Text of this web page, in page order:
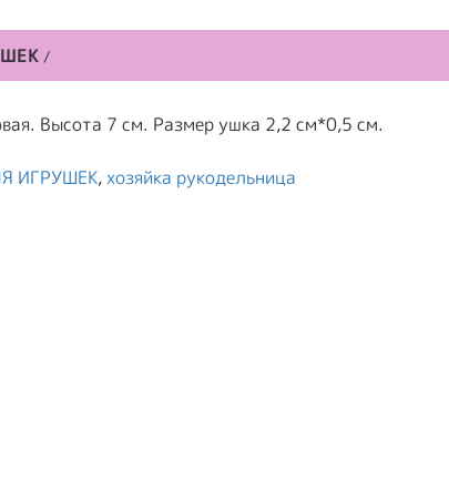
/
Высота 7 см. Размер ушка 2,2 см*0,5 см.
ИГРУШЕК, хозяйка рукодельница